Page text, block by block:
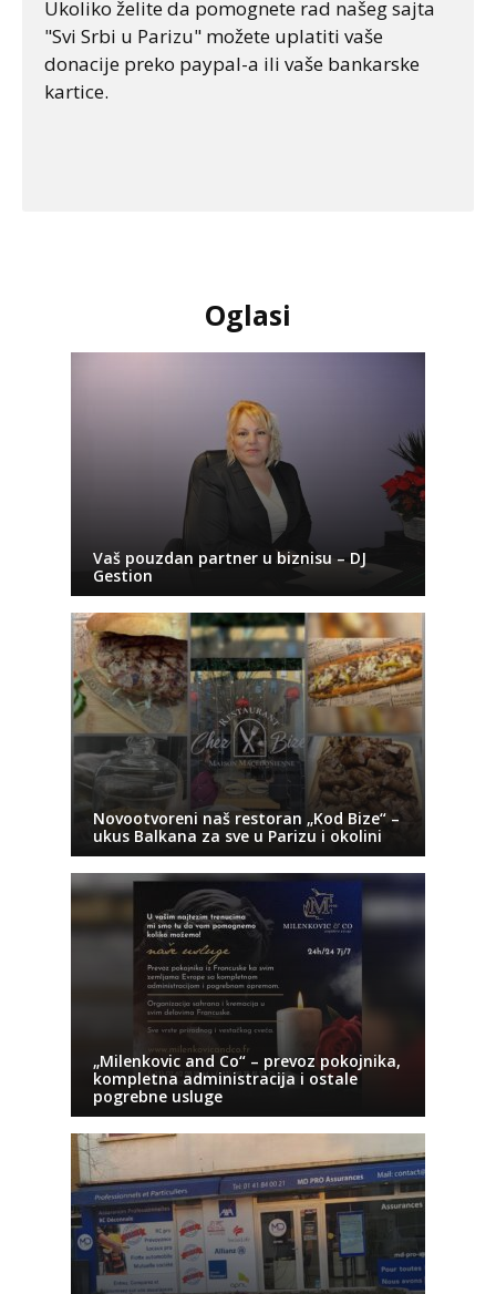
Ukoliko želite da pomognete rad našeg sajta
"Svi Srbi u Parizu" možete uplatiti vaše
donacije preko paypal-a ili vaše bankarske
kartice.
Oglasi
Vaš pouzdan partner u biznisu – DJ
Gestion
Novootvoreni naš restoran „Kod Bize“ –
ukus Balkana za sve u Parizu i okolini
„Milenkovic and Co“ – prevoz pokojnika,
kompletna administracija i ostale
pogrebne usluge